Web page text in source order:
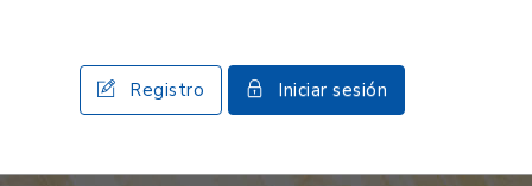
Registro Iniciar sesión